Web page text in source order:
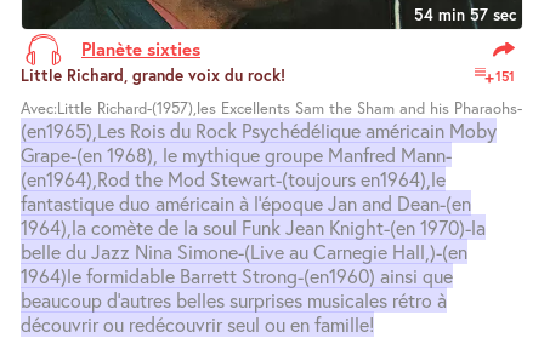
54 min 57 sec
Planète sixties
151
Little Richard, grande voix du rock!
Avec:Little Richard-(1957),les Excellents Sam the Sham and his Pharaohs-
(en1965),Les Rois du Rock Psychédélique américain Moby
Grape-(en 1968), le mythique groupe Manfred Mann-
(en1964),Rod the Mod Stewart-(toujours en1964),le
fantastique duo américain à l’époque Jan and Dean-(en
1964),la comète de la soul Funk Jean Knight-(en 1970)-la
belle du Jazz Nina Simone-(Live au Carnegie Hall,)-(en
1964)le formidable Barrett Strong-(en1960) ainsi que
beaucoup d’autres belles surprises musicales rétro à
découvrir ou redécouvrir seul ou en famille!